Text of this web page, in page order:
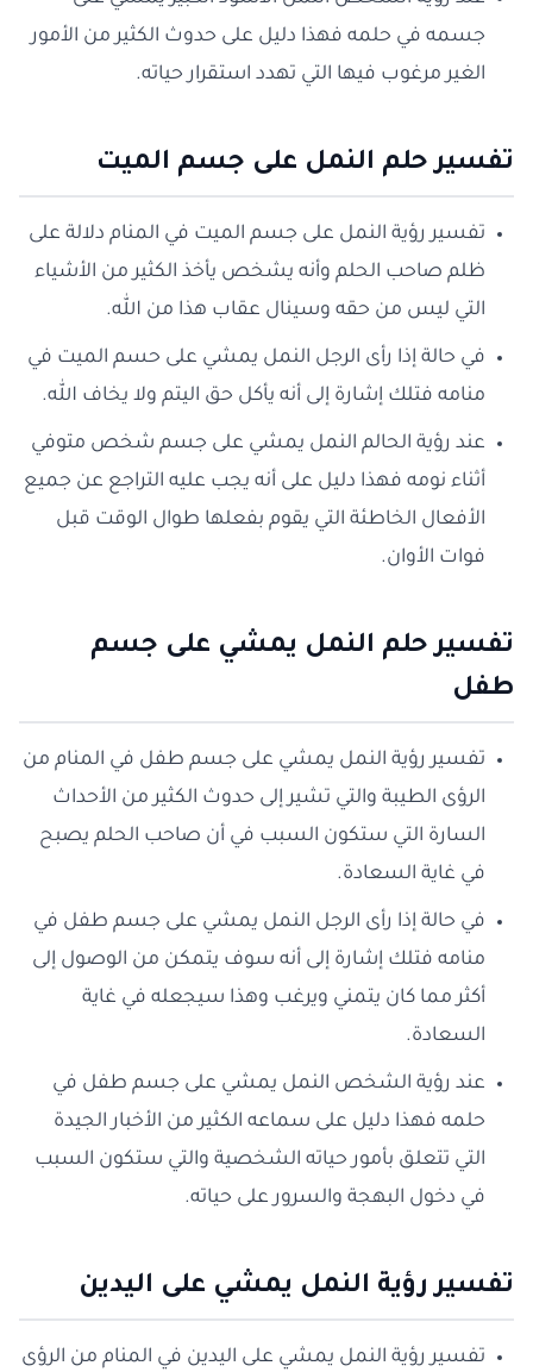
جسمه في حلمه فهذا دليل على حدوث الكثير من الأمور
الغير مرغوب فيها التي تهدد استقرار حياته.
تفسير حلم النمل على جسم الميت
تفسير رؤية النمل على جسم الميت في المنام دلالة على
ظلم صاحب الحلم وأنه يشخص يأخذ الكثير من الأشياء
التي ليس من حقه وسينال عقاب هذا من الله.
في حالة إذا رأى الرجل النمل يمشي على حسم الميت في
منامه فتلك إشارة إلى أنه يأكل حق اليتم ولا يخاف الله.
عند رؤية الحالم النمل يمشي على جسم شخص متوفي
أثناء نومه فهذا دليل على أنه يجب عليه التراجع عن جميع
الأفعال الخاطئة التي يقوم بفعلها طوال الوقت قبل
فوات الأوان.
تفسير حلم النمل يمشي على جسم
طفل
تفسير رؤية النمل يمشي على جسم طفل في المنام من
الرؤى الطيبة والتي تشير إلى حدوث الكثير من الأحداث
السارة التي ستكون السبب في أن صاحب الحلم يصبح
في غاية السعادة.
في حالة إذا رأى الرجل النمل يمشي على جسم طفل في
منامه فتلك إشارة إلى أنه سوف يتمكن من الوصول إلى
أكثر مما كان يتمني ويرغب وهذا سيجعله في غاية
السعادة.
عند رؤية الشخص النمل يمشي على جسم طفل في
حلمه فهذا دليل على سماعه الكثير من الأخبار الجيدة
التي تتعلق بأمور حياته الشخصية والتي ستكون السبب
في دخول البهجة والسرور على حياته.
تفسير رؤية النمل يمشي على اليدين
تفسير رؤية النمل يمشي على اليدين في المنام من الرؤى